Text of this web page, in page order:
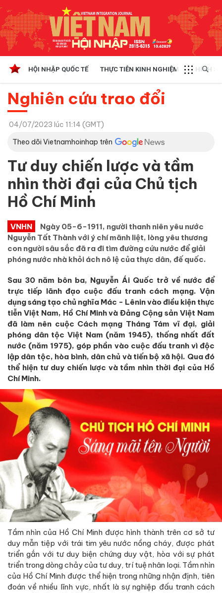
HỘI NHẬP QUỐC TẾ THỰC TIỄN KINH NGHIỆM CHÍNH
Nghiên cứu trao đổi
04/07/2023 lúc 11:14 (GMT)
Theo dõi Vietnamhoinhap trên
Tư duy chiến lược và tầm
nhìn thời đại của Chủ tịch
Hồ Chí Minh
VNHN
Ngày 05-6-1911, người thanh niên yêu nước
Nguyễn Tất Thành với ý chí mãnh liệt, lòng yêu thương
con người sâu sắc đã ra đi tìm đường cứu nước để giải
phóng nước nhà khỏi ách nô lệ của thực dân, đế quốc.
Sau 30 năm bôn ba, Nguyễn Ái Quốc trở về nước để
trực tiếp lãnh đạo cuộc đấu tranh cách mạng. Vận
dụng sáng tạo chủ nghĩa Mác - Lênin vào điều kiện thực
tiễn Việt Nam, Hồ Chí Minh và Đảng Cộng sản Việt Nam
đã làm nên cuộc Cách mạng Tháng Tám vĩ đại, giải
phóng dân tộc Việt Nam (năm 1945), thống nhất đất
nước (năm 1975), góp phần vào cuộc đấu tranh vì độc
lập dân tộc, hòa bình, dân chủ và tiến bộ xã hội. Qua đó
thể hiện tư duy chiến lược và tầm nhìn thời đại của Hồ
Chí Minh.
Tầm nhìn của Hồ Chí Minh được hình thành trên cơ sở tư
duy mẫn tiệp với trái tim yêu nước nồng cháy, được phát
triển gắn với tư duy biện chứng duy vật, hòa với sự phát
triển trong dòng chảy của tư duy, trí tuệ nhân loại. Tầm nhìn
của Hồ Chí Minh được thể hiện trong những nhận định, tiên
đoán về nhiều lĩnh vực, nhất là sự nghiệp đấu tranh cách